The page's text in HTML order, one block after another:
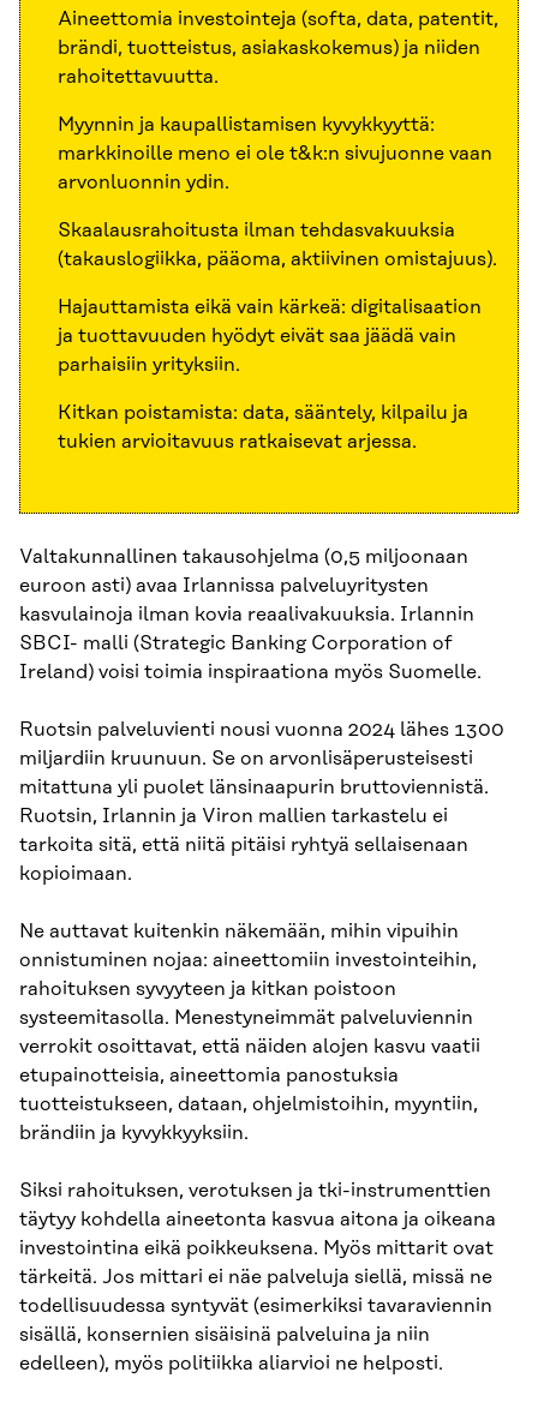
Aineettomia investointeja (softa, data, patentit,
brändi, tuotteistus, asiakaskokemus) ja niiden
rahoitettavuutta.
Myynnin ja kaupallistamisen kyvykkyyttä:
markkinoille meno ei ole t&k:n sivujuonne vaan
arvonluonnin ydin.
Skaalausrahoitusta ilman tehdasvakuuksia
(takauslogiikka, pääoma, aktiivinen omistajuus).
Hajauttamista eikä vain kärkeä: digitalisaation
ja tuottavuuden hyödyt eivät saa jäädä vain
parhaisiin yrityksiin.
Kitkan poistamista: data, sääntely, kilpailu ja
tukien arvioitavuus ratkaisevat arjessa.
Valtakunnallinen takausohjelma (0,5 miljoonaan
euroon asti) avaa Irlannissa palveluyritysten
kasvulainoja ilman kovia reaalivakuuksia. Irlannin
SBCI- malli (Strategic Banking Corporation of
Ireland) voisi toimia inspiraationa myös Suomelle.
Ruotsin palveluvienti nousi vuonna 2024 lähes 1300
miljardiin kruunuun. Se on arvonlisäperusteisesti
mitattuna yli puolet länsinaapurin bruttoviennistä.
Ruotsin, Irlannin ja Viron mallien tarkastelu ei
tarkoita sitä, että niitä pitäisi ryhtyä sellaisenaan
kopioimaan.
Ne auttavat kuitenkin näkemään, mihin vipuihin
onnistuminen nojaa: aineettomiin investointeihin,
rahoituksen syvyyteen ja kitkan poistoon
systeemitasolla. Menestyneimmät palveluviennin
verrokit osoittavat, että näiden alojen kasvu vaatii
etupainotteisia, aineettomia panostuksia
tuotteistukseen, dataan, ohjelmistoihin, myyntiin,
brändiin ja kyvykkyyksiin.
Siksi rahoituksen, verotuksen ja tki-instrumenttien
täytyy kohdella aineetonta kasvua aitona ja oikeana
investointina eikä poikkeuksena. Myös mittarit ovat
tärkeitä. Jos mittari ei näe palveluja siellä, missä ne
todellisuudessa syntyvät (esimerkiksi tavaraviennin
sisällä, konsernien sisäisinä palveluina ja niin
edelleen), myös politiikka aliarvioi ne helposti.